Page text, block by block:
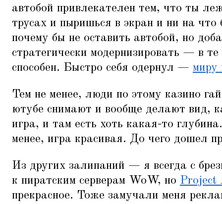
автобой привлекателен тем, что ты
трусах и пыришься в экран и ни на что
почему бы не оставить автобой, но
стратегически модернизировать — в
способен. Быстро себя одернул — миру
Тем не менее, люди по этому казино
ютубе снимают и вообще делают вид,
игра, и там есть хоть какая-то
менее, игра красивая. До чего дошел
Из других залипаний — я всегда с
к пиратским серверам WoW, но Project
прекрасное. Тоже замучали меня